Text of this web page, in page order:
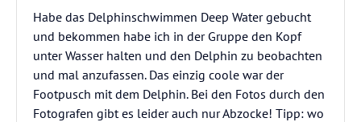
Habe das Delphinschwimmen Deep Water gebucht
und bekommen habe ich in der Gruppe den Kopf
unter Wasser halten und den Delphin zu beobachten
und mal anzufassen. Das einzig coole war der
Footpusch mit dem Delphin. Bei den Fotos durch den
Fotografen gibt es leider auch nur Abzocke! Tipp: wo